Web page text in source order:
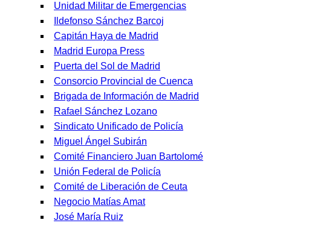
Unidad Militar de Emergencias
Ildefonso Sánchez Barcoj
Capitán Haya de Madrid
Madrid Europa Press
Puerta del Sol de Madrid
Consorcio Provincial de Cuenca
Brigada de Información de Madrid
Rafael Sánchez Lozano
Sindicato Unificado de Policía
Miguel Ángel Subirán
Comité Financiero Juan Bartolomé
Unión Federal de Policía
Comité de Liberación de Ceuta
Negocio Matías Amat
José María Ruiz